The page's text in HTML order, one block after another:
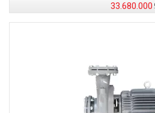
33.680.000